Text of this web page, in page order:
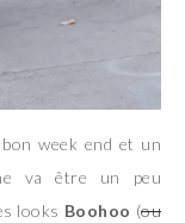
week end et un
va être un peu
looks Boohoo (ou